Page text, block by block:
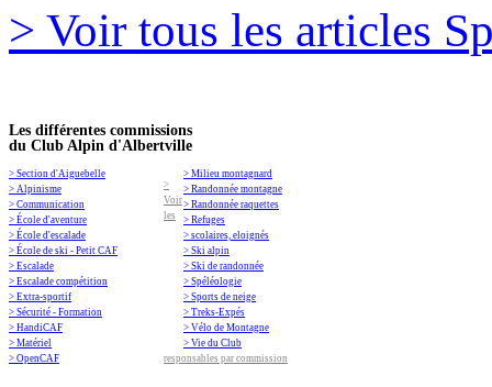
> Voir tous les articles
Les différentes commissions
du Club Alpin d'Albertville
> Section d'Aiguebelle
> Alpinisme
> Communication
> École d'aventure
> École d'escalade
> École de ski - Petit CAF
> Escalade
> Escalade compétition
> Extra-sportif
> Sécurité - Formation
> HandiCAF
> Matériel
> OpenCAF
> Milieu montagnard
> Randonnée montagne
> Randonnée raquettes
> Refuges
> scolaires, eloignés
> Ski alpin
> Ski de randonnée
> Spéléologie
> Sports de neige
> Treks-Expés
> Vélo de Montagne
> Vie du Club
>
Voir
les
responsables par commission